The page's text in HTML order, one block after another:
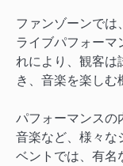
ファンゾーンでは
ライブパフォーマ
れにより、観客は
き、音楽を楽しむ
パフォーマンスの
音楽など、様々な
ベントでは、有名